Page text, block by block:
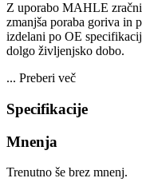
Z uporabo MAHLE
zmanjša poraba goriva in
izdelani po OE
dolgo življenjsko dobo.
... Preberi več
Specifikacije
Mnenja
Trenutno še brez mnenj.